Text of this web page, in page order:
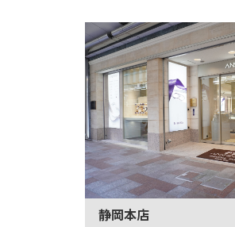
静岡本店